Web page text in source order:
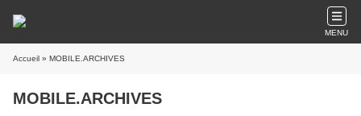
MENU
Accueil » MOBILE.ARCHIVES
MOBILE.ARCHIVES